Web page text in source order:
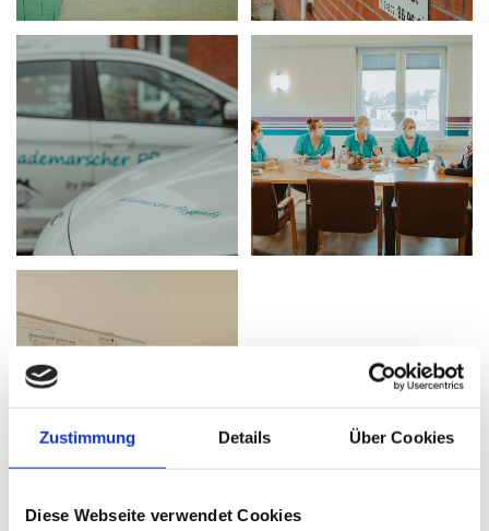
Zustimmung Details Über Cookies
Diese Webseite verwendet Cookies